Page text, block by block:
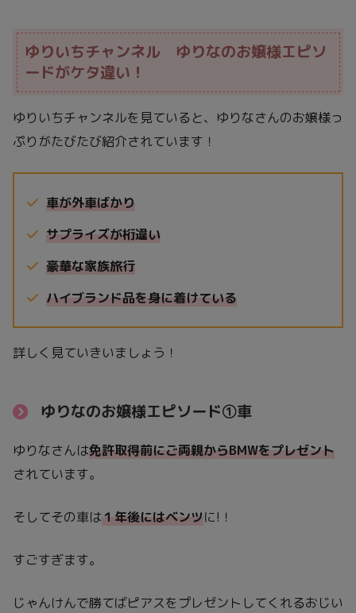
ゆりいちチャンネル ゆりなのお嬢様エピソ
ードがケタ違い！
ゆりいちチャンネルを見ていると、ゆりなさんのお嬢様っ
ぷりがたびたび紹介されています！
車が外車ばかり
サプライズが桁違い
豪華な家族旅行
ハイブランド品を身に着けている
詳しく見ていきいましょう！
ゆりなのお嬢様エピソード①車
ゆりなさんは免許取得前にご両親からBMWをプレゼント
されています。
そしてその車は １年後にはベンツに!！
すごすぎます。
じゃんけんで勝てばピアスをプレゼントしてくれるおじい